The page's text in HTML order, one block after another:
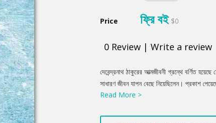
Price ফ্রি বই $0
0 Review | Write a review
Product
Summery
দেবেন্দ্রনাথ ঠাকুরের আত্মজীবনী গ্রন্থে বর্ণিত
সাধারণ জীবন যাপন বেছে নিয়েছিলেন। প্রকাশ
Read More >